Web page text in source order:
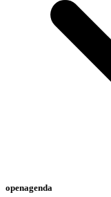
openagenda